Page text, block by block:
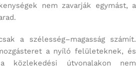
nem zavarják egymást, a
a szélesség–magasság számít.
a nyíló felületeknek, és
közlekedési útvonalakon nem